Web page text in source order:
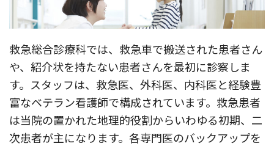
救急総合診療科では、救急車で搬送された患者さん
や、紹介状を持たない患者さんを最初に診察しま
す。スタッフは、救急医、外科医、内科医と経験豊
富なベテラン看護師で構成されています。救急患者
は当院の置かれた地理的役割からいわゆる初期、二
次患者が主になります。各専門医のバックアップを